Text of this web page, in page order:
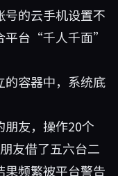
的云手机设置不
平台“千人千面”
的容器中，系统底
友，操作20个
友借了五六台二
频繁被平台警告